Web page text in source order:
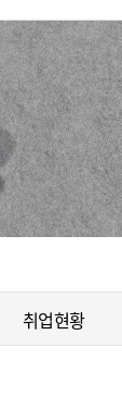
취업현황